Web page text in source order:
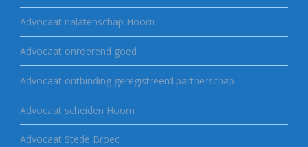
Advocaat nalatenschap Hoorn
Advocaat onroerend goed
Advocaat ontbinding geregistreerd partnerschap
Advocaat scheiden Hoorn
Advocaat Stede Broec